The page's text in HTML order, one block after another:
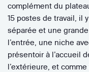
complément du
15 postes de travail, il
séparée et une
l’entrée, une niche
présentoir à l’accueil
l’extérieure, et